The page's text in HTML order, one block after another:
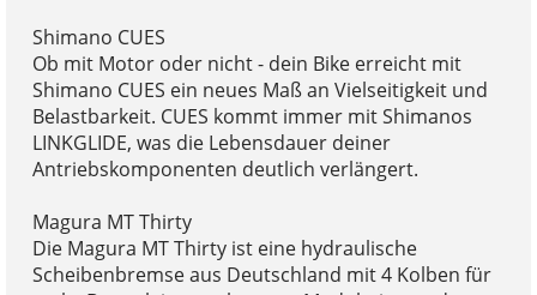
Shimano CUES
Ob mit Motor oder nicht - dein Bike erreicht mit
Shimano CUES ein neues Maß an Vielseitigkeit und
Belastbarkeit. CUES kommt immer mit Shimanos
LINKGLIDE, was die Lebensdauer deiner
Antriebskomponenten deutlich verlängert.
Magura MT Thirty
Die Magura MT Thirty ist eine hydraulische
Scheibenbremse aus Deutschland mit 4 Kolben für